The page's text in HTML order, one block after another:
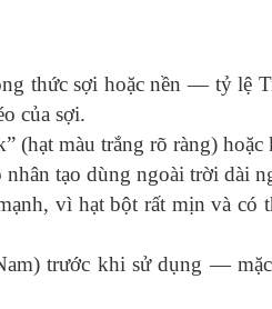
thức sợi hoặc nền — tỷ lệ
của sợi.
(hạt màu trắng rõ ràng) hoặc
tạo dùng ngoài trời dài
vì hạt bột rất mịn và có
trước khi sử dụng —